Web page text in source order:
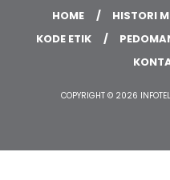
COPYRIGHT © 2026